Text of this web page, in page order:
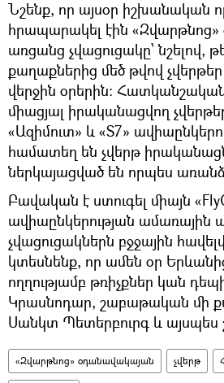
Նշենք, որ այսօր իշխանական
հրապարակել էին
առցանց չվացուցակը՝ նշելով,
քաղաքներից մեծ թվով
վերջին օրերին։
միացյալ իրականացվող
«Ազիմուտ» և «S7»
համատեղ են չվերթ
ներկայացված են որպես
Բավական է ստուգել միայն
ավիաընկերության ամառային
չվացուցակներն բջջային
կտեսնենք, որ ամեն օր
ողղությամբ թռիչքներ կան
Կրասնոդար, շաբաթական մի
Սանկտ Պետերբուրգ և այսպես
«Զվարթնոց» օդանավակայան չվերթ